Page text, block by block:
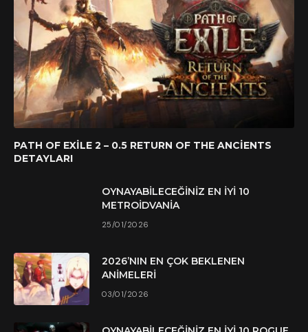
PATH OF EXILE 2 – 0.5 RETURN OF THE ANCIENTS
DETAYLARI
OYNAYABILECEĞINIZ EN İYI 10
METROIDVANIA
25/01/2026
2026’NIN EN ÇOK BEKLENEN
ANIMELERI
03/01/2026